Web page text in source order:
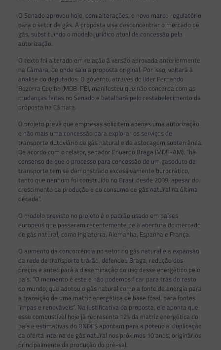
O Senado aprovou hoje, com alterações, o novo marco regulatório
para o setor de gás. A proposta visa desconcentrar o mercado de
gás, substituindo o modelo jurídico atual de concessão pela
autorização.
O texto foi alterado em relação à versão aprovada anteriormente
na Câmara, de onde saiu a proposta original. Por isso, voltará à
análise do deputados. O governo, através do líder Fernando
Bezerra Coelho (MDB-PE), manifestou que não concorda com as
mudanças feitas no Senado e batalhará pelo restabelecimento da
proposta na Câmara.
O projeto prevê que empresas solicitem apenas uma autorização
e não mais uma concessão para explorar os serviços de
transporte dutoviário de gás natural e de estocagem subterrânea.
De acordo com o relator, senador Eduardo Braga (MDB-AM), “há
consenso de que o processo para concessão de um gasoduto de
transporte tem se demonstrado excessivamente burocrático,
tanto que nenhum foi construído no Brasil desde 2009, apesar do
crescimento da produção e do consumo de gás natural na última
década”.
O modelo previsto no projeto é o padrão usado em países
europeus que passaram recentemente pela abertura do mercado
de gás natural, como Inglaterra, Alemanha, Espanha e França.
O aumento da concorrência no setor do gás natural e a expansão
da rede de transporte trarão, defendeu Braga, redução dos
preços e antecipará a disseminação do uso desse energético pelo
país. “O momento é este e não podemos ficar para trás do resto
do mundo, que adotou o gás natural como a fonte de energia para
a transição de uma matriz energética de base fóssil para fontes
limpas e renováveis”. Na justificativa da proposta, ele aponta que
esse combustível hoje já representa 12% da matriz energética do
país e estimativas do BNDES apontam para a potencial duplicação
da oferta interna de gás natural nos próximos 10 anos, originários
principalmente da produção do pré-sal.